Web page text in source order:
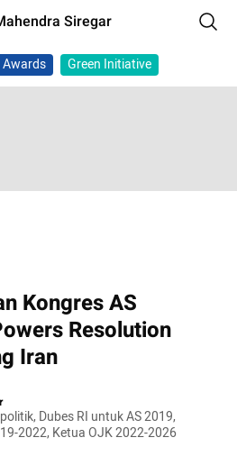
Siregar
Awards Green Initiative
Kongres AS
Resolution
Iran
Dubes RI untuk AS 2019,
2022, Ketua OJK 2022-2026